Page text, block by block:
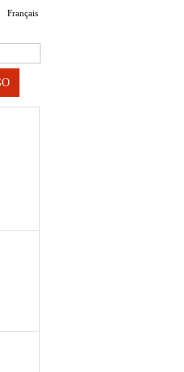
Français